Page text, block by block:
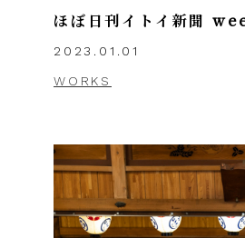
ほぼ日刊イトイ新聞
2023.01.01
WORKS